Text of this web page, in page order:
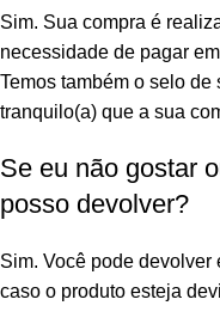
Sim. Sua compra é
necessidade de pagar
Temos também o selo
tranquilo(a) que a sua
Se eu não gostar
posso devolver?
Sim. Você pode devolver
caso o produto esteja